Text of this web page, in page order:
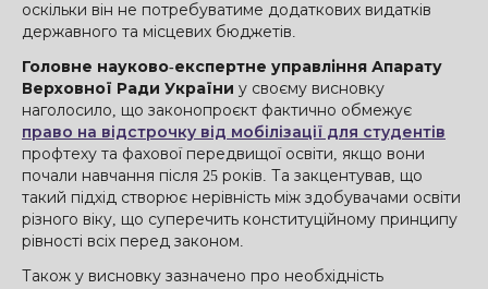
оскільки він не потребуватиме додаткових видатків
державного та місцевих бюджетів.
Головне науково-експертне управління Апарату
Верховної Ради України у своєму висновку
наголосило, що законопроєкт фактично обмежує
право на відстрочку від мобілізації для студентів
профтеху та фахової передвищої освіти, якщо вони
почали навчання після 25 років. Та закцентував, що
такий підхід створює нерівність між здобувачами освіти
різного віку, що суперечить конституційному принципу
рівності всіх перед законом.
Також у висновку зазначено про необхідність